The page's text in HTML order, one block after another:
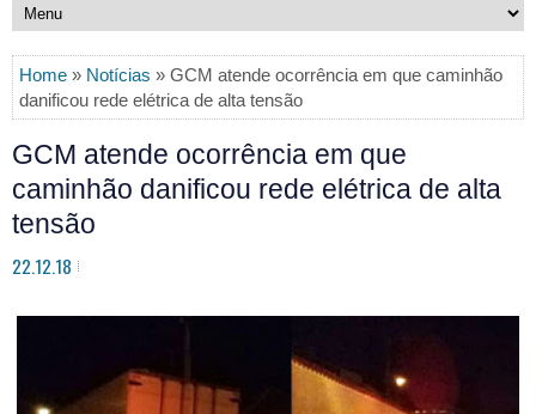
Home » Notícias » GCM atende ocorrência em que caminhão
danificou rede elétrica de alta tensão
GCM atende ocorrência em que
caminhão danificou rede elétrica de alta
tensão
22.12.18